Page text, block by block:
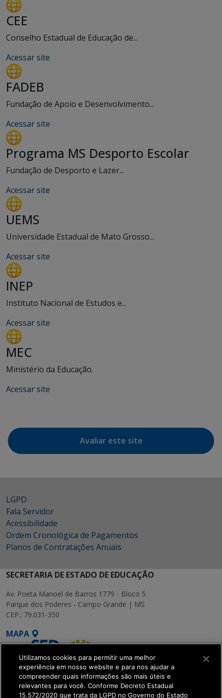
CEE
Conselho Estadual de Educação de...
Acessar site
FADEB
Fundação de Apoio e Desenvolvimento...
Acessar site
Programa MS Desporto Escolar
Fundação de Desporto e Lazer...
Acessar site
UEMS
Universidade Estadual de Mato Grosso...
Acessar site
INEP
Instituto Nacional de Estudos e...
Acessar site
MEC
Ministério da Educação.
Acessar site
Avaliar este site
LGPD
Fala Servidor
Acessibilidade
Ordem Cronológica de Pagamentos
Planos de Contratações Anuais
SECRETARIA DE ESTADO DE EDUCAÇÃO
Av. Poeta Manoel de Barros 1779 - Bloco 5
Parque dos Poderes - Campo Grande | MS
CEP.: 79.031-350
MAPA
Utilizamos cookies para permitir uma melhor
experiência em nosso website e para nos ajudar a
compreender quais informações são mais úteis e
relevantes para você. Conforme Decreto Estadual
15.572/2020 que trata da LGPD no Governo do Estado